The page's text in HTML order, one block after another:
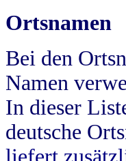
Ortsnamen
Bei den
Namen
In dieser
deutsche